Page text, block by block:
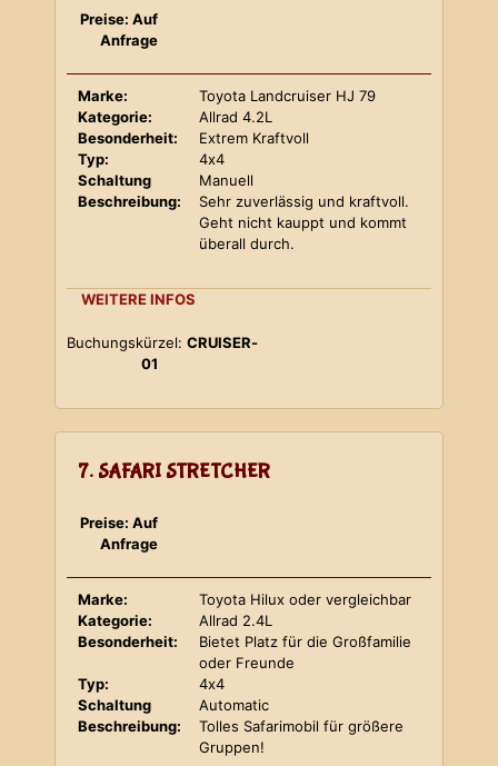
Preise: Auf
Anfrage
Marke:
Toyota Landcruiser HJ 79
Kategorie:
Allrad 4.2L
Besonderheit:
Extrem Kraftvoll
Typ:
4x4
Schaltung
Manuell
Beschreibung:
Sehr zuverlässig und kraftvoll.
Geht nicht kauppt und kommt
überall durch.
WEITERE INFOS
Buchungskürzel: CRUISER-
01
7. SAFARI STRETCHER
Preise: Auf
Anfrage
Marke:
Toyota Hilux oder vergleichbar
Kategorie:
Allrad 2.4L
Besonderheit:
Bietet Platz für die Großfamilie
oder Freunde
Typ:
4x4
Schaltung
Automatic
Beschreibung:
Tolles Safarimobil für größere
Gruppen!